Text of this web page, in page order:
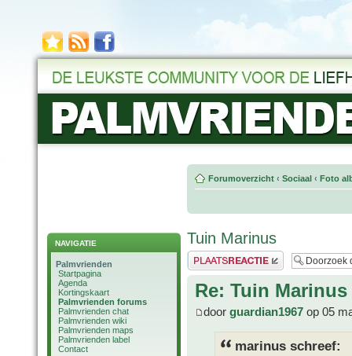
NAVIGATIE
Palmvrienden
Startpagina
Agenda
Kortingskaart
Palmvrienden forums
Palmvrienden chat
Palmvrienden wiki
Palmvrienden maps
Palmvrienden label
Contact
Forumoverzicht ‹ Sociaal ‹ Foto
Tuin Marinus
Plaats een reactie
Re: Tuin Marinus
door guardian1967 op 05
marinus schreef: